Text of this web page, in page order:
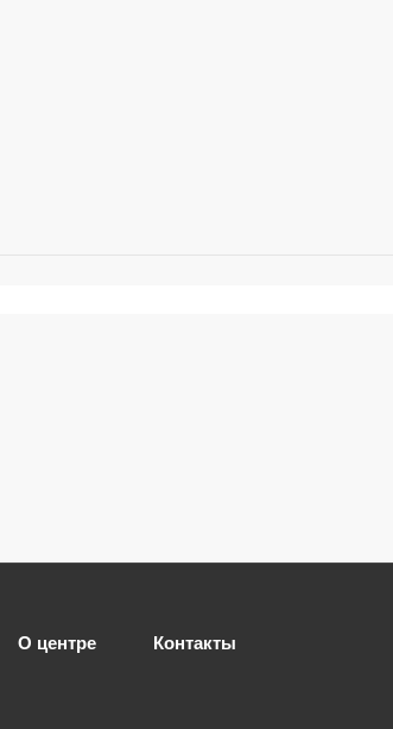
О центре Контакты